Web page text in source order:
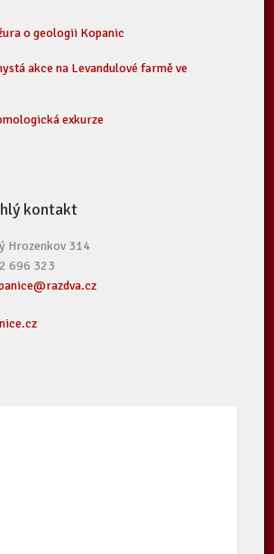
o geologii Kopanic
akce na Levandulové farmě ve
exkurze
kontakt
Hrozenkov 314
696 323